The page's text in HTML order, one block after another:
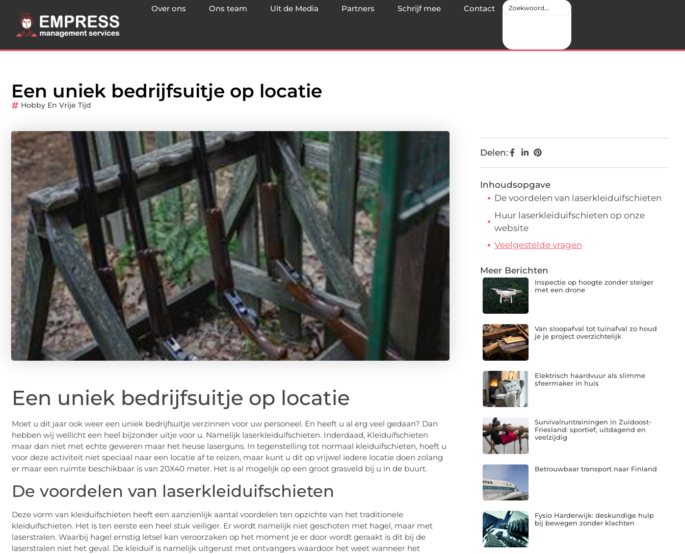
Over ons Ons team Uit de Media Partners Schrijf mee Contact
Een uniek bedrijfsuitje op locatie
Hobby En Vrije Tijd
Een uniek bedrijfsuitje op locatie
Moet u dit jaar ook weer een uniek bedrijfsuitje verzinnen voor uw personeel. En heeft u al erg veel gedaan? Dan
hebben wij wellicht een heel bijzonder uitje voor u. Namelijk laserkleiduifschieten. Inderdaad, Kleiduifschieten
maar dan niet met echte geweren maar het heuse laserguns. In tegenstelling tot normaal kleiduifschieten, hoeft u
voor deze activiteit niet speciaal naar een locatie af te reizen, maar kunt u dit op vrijwel iedere locatie doen zolang
er maar een ruimte beschikbaar is van 20X40 meter. Het is al mogelijk op een groot grasveld bij u in de buurt.
De voordelen van laserkleiduifschieten
Deze vorm van kleiduifschieten heeft een aanzienlijk aantal voordelen ten opzichte van het traditionele
kleiduifschieten. Het is ten eerste een heel stuk veiliger. Er wordt namelijk niet geschoten met hagel, maar met
laserstralen. Waarbij hagel ernstig letsel kan veroorzaken op het moment je er door wordt geraakt is dit bij de
laserstralen niet het geval. De kleiduif is namelijk uitgerust met ontvangers waardoor het weet wanneer het
Delen:
Inhoudsopgave
De voordelen van laserkleiduifschieten
Huur laserkleiduifschieten op onze
website
Veelgestelde vragen
Meer Berichten
Inspectie op hoogte zonder steiger
met een drone
Van sloopafval tot tuinafval zo houd
je je project overzichtelijk
Elektrisch haardvuur als slimme
sfeermaker in huis
Survivalruntrainingen in Zuidoost-
Friesland: sportief, uitdagend en
veelzijdig
Betrouwbaar transport naar Finland
Fysio Harderwijk: deskundige hulp
bij bewegen zonder klachten